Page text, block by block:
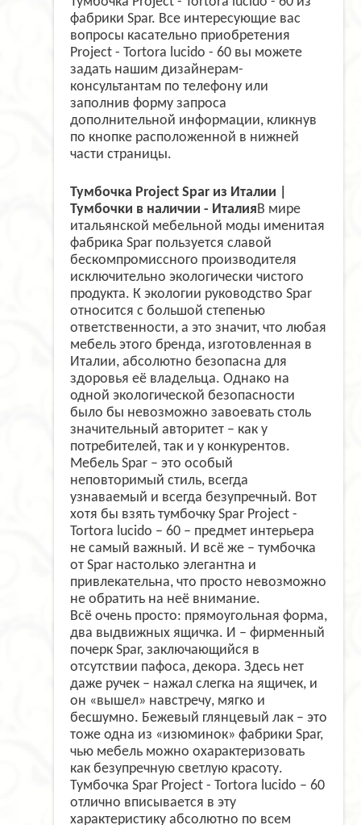
фабрики Spar. Все интересующие вас
вопросы касательно приобретения
Project - Tortora lucido - 60 вы можете
задать нашим дизайнерам-
консультантам по телефону или
заполнив форму запроса
дополнительной информации, кликнув
по кнопке расположенной в нижней
части страницы.
Тумбочка Project Spar из Италии |
Тумбочки в наличии - ИталияВ мире
итальянской мебельной моды именитая
фабрика Spar пользуется славой
бескомпромиссного производителя
исключительно экологически чистого
продукта. К экологии руководство Spar
относится с большой степенью
ответственности, а это значит, что любая
мебель этого бренда, изготовленная в
Италии, абсолютно безопасна для
здоровья её владельца. Однако на
одной экологической безопасности
было бы невозможно завоевать столь
значительный авторитет – как у
потребителей, так и у конкурентов.
Мебель Spar – это особый
неповторимый стиль, всегда
узнаваемый и всегда безупречный. Вот
хотя бы взять тумбочку Spar Project -
Tortora lucido – 60 – предмет интерьера
не самый важный. И всё же – тумбочка
от Spar настолько элегантна и
привлекательна, что просто невозможно
не обратить на неё внимание.
Всё очень просто: прямоугольная форма,
два выдвижных ящичка. И – фирменный
почерк Spar, заключающийся в
отсутствии пафоса, декора. Здесь нет
даже ручек – нажал слегка на ящичек, и
он «вышел» навстречу, мягко и
бесшумно. Бежевый глянцевый лак – это
тоже одна из «изюминок» фабрики Spar,
чью мебель можно охарактеризовать
как безупречную светлую красоту.
Тумбочка Spar Project - Tortora lucido – 60
отлично вписывается в эту
характеристику абсолютно по всем